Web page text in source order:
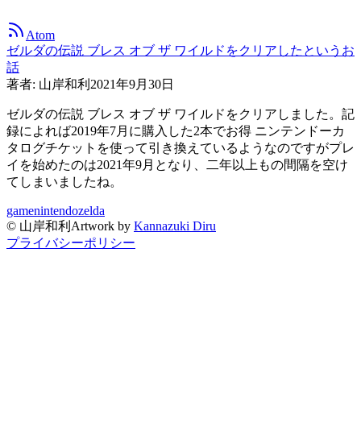
Atom
ゼルダの伝説 ブレス オブ ザ ワイルドをクリアしたというお
話
著者: 山岸和利 2021年9月30日
ゼルダの伝説 ブレス オブ ザ ワイルドをクリアしました。記
録によれば2019年7月に購入した2本でお得 ニンテンドーカ
タログチケットを使って引き換えているようなのですがプレ
イを始めたのは2021年9月となり、二年以上もの間隔を空け
てしまいましたね。
gamenintendozelda
© 山岸和利 Artwork by Kannazuki Diru
プライバシーポリシー